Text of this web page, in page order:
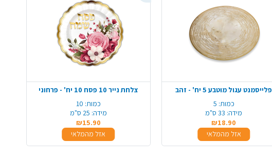
פלייסמנט עגול מוטבע 5 יח' - זהב
כמות: 5
מידה: 33 ס"מ
₪18.90
אזל מהמלאי
צלחת נייר 10 פסח 10 יח' - פרחוני
כמות: 10
מידה: 25 ס"מ
₪15.90
אזל מהמלאי